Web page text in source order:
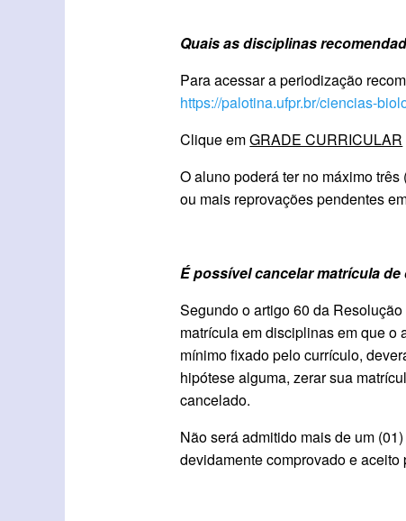
Quais as disciplinas
Para acessar a periodização
https://palotina.ufpr.br/ciencias-
Clique emGRADE CURRICULAR
O aluno poderá ter no máximo
ou mais reprovações pendentes
É possível cancelar matrícula
Segundo o artigo 60 da
matrícula em disciplinas em que
mínimo fixado pelo currículo,
hipótese alguma, zerar sua
cancelado.
Não será admitido mais de um
devidamente comprovado e